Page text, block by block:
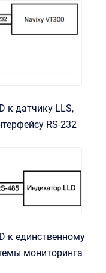
к датчику LLS,
RS-232
к единственному
мониторинга